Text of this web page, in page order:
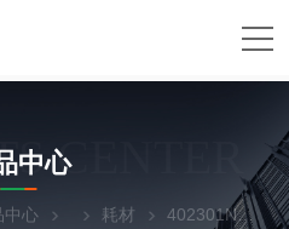
CENTER
中心
中心 耗材 402301NEST 0.2ml PCR孔板(半裙边)